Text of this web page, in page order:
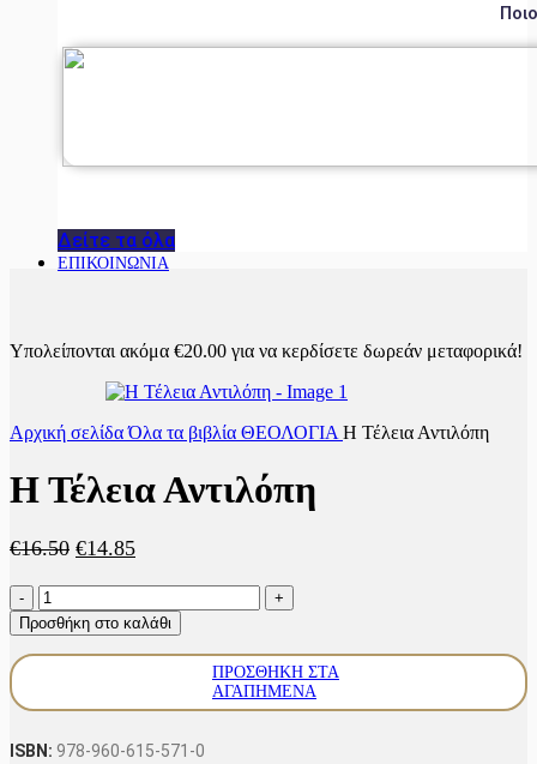
Δείτε τα όλα
ΕΠΙΚΟΙΝΩΝΙΑ
Υπολείπονται ακόμα €20.00 για να κερδίσετε δωρεάν μεταφορικά!
Αρχική σελίδαΌλα τα βιβλία ΘΕΟΛΟΓΙΑ Η Τέλεια Αντιλόπη
Η Τέλεια Αντιλόπη
€16.50 Original
€16.50.
€14.85Η
είναι:
€14.85.
Η
Τέλεια
Αντιλόπη
ποσότητα
Προσθήκη στο καλάθι
ΠΡΟΣΘΉΚΗ ΣΤΑ
ΑΓΑΠΗΜΈΝΑ
ISBN: 978-960-615-571-0